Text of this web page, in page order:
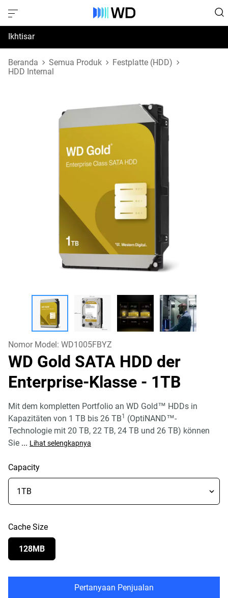
Ikhtisar
Spesifikasi
Beranda Semua Produk
Festplatte (HDD)
HDD Internal
Nomor Model: WD1005FBYZ
WD Gold SATA HDD der
Enterprise-Klasse - 1TB
Mit dem kompletten Portfolio an WD Gold™ HDDs in
Kapazitäten von 1 TB bis 26 TB1
(OptiNAND™-
Technologie mit 20 TB, 22 TB, 24 TB und 26 TB) können
Sie ... Lihat selengkapnya
Capacity
Cache Size
128MB
Pertanyaan Penjualan